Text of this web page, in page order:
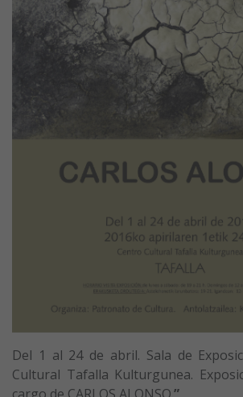
Del 1 al 24 de abril. Sala de
Cultural Tafalla Kulturgunea.